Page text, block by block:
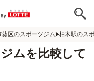
葵区のスポーツジム 柚木駅のス
ムを比較して